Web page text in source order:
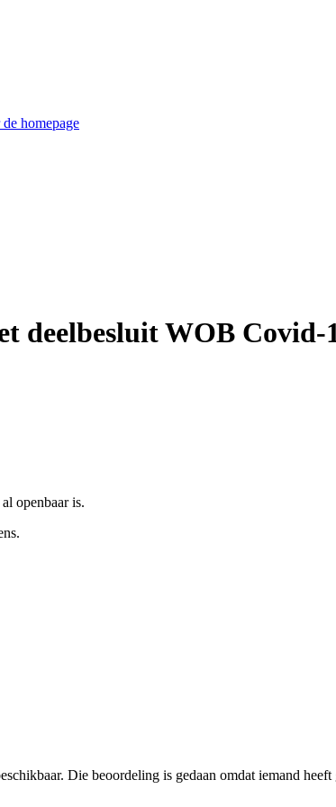
de homepage
deelbesluit WOB Covid-
openbaar is.
Die beoordeling is gedaan omdat iemand